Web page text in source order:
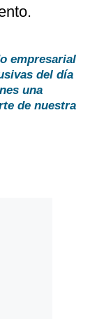
empresarial
del día
una
de nuestra